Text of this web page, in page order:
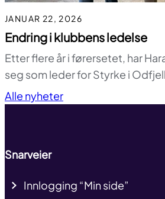
JANUAR 22, 2026
Endring i klubbens ledelse
Etter flere år i førersetet, har
seg som leder for Styrke i Odfjell
Alle nyheter
Snarveier
Innlogging “Min side”